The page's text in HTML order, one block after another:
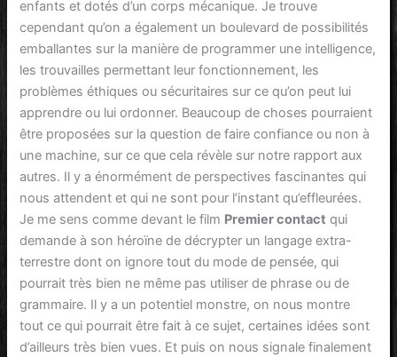
enfants et dotés d’un corps mécanique. Je trouve
cependant qu’on a également un boulevard de possibilités
emballantes sur la manière de programmer une intelligence,
les trouvailles permettant leur fonctionnement, les
problèmes éthiques ou sécuritaires sur ce qu’on peut lui
apprendre ou lui ordonner. Beaucoup de choses pourraient
être proposées sur la question de faire confiance ou non à
une machine, sur ce que cela révèle sur notre rapport aux
autres. Il y a énormément de perspectives fascinantes qui
nous attendent et qui ne sont pour l’instant qu’effleurées.
Je me sens comme devant le film Premier contact qui
demande à son héroïne de décrypter un langage extra-
terrestre dont on ignore tout du mode de pensée, qui
pourrait très bien ne même pas utiliser de phrase ou de
grammaire. Il y a un potentiel monstre, on nous montre
tout ce qui pourrait être fait à ce sujet, certaines idées sont
d’ailleurs très bien vues. Et puis on nous signale finalement